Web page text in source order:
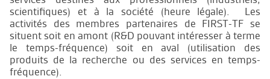
scientifiques) et à la société (heure légale). Les
activités des membres partenaires de FIRST-TF se
situent soit en amont (R&D pouvant intéresser à terme
le temps-fréquence) soit en aval (utilisation des
produits de la recherche ou des services en temps-
fréquence).